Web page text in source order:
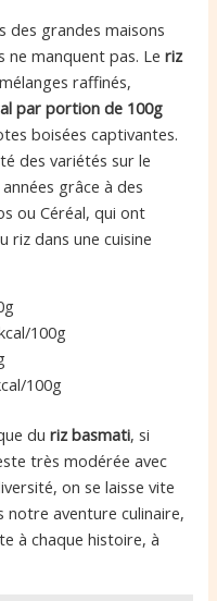
des grandes maisons
ne manquent pas. Leriz
raffinés,
par portion de 100g
boisées captivantes.
des variétés sur le
grâce à des
ou Céréal, qui ont
riz dans une cuisine
100g
100g
duriz basmati, si
très modérée avec
on se laisse vite
notre aventure culinaire,
à chaque histoire, à